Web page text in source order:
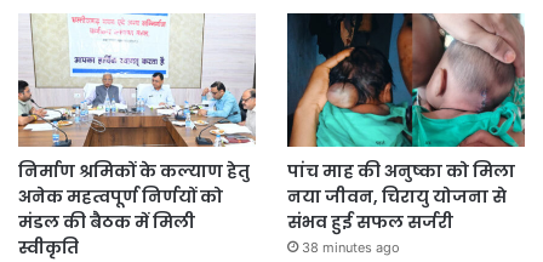
निर्माण श्रमिकों के कल्याण हेतु
अनेक महत्वपूर्ण निर्णयों को
मंडल की बैठक में मिली
स्वीकृति
पांच माह की अनुष्का को मिला
नया जीवन, चिरायु योजना से
संभव हुई सफल सर्जरी
38 minutes ago